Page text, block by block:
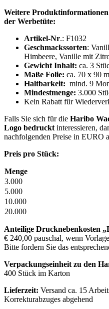
Weitere
der Werbetüte:
Artikel-Nr.: F1032
Geschmackssorten:
Himbeere, Vanille mit
Gewicht Inhalt: ca. 3
Maße Folie: ca. 70 x 90
Haltbarkeit: mind. 9
Mindestmenge: 3.000
Kein Rabatt für
Falls Sie sich für die Haribo
Logo bedruckt interessieren,
nachfolgenden Preise in EURO
Preis pro Stück:
Menge
3.000
5.000
10.000
20.000
Anteilige Drucknebenkosten
€ 240,00 pauschal, wenn
Bitte fordern Sie das
Verpackungseinheit zu den
400 Stück im Karton
Lieferzeit: Versand ca. 15
Korrekturabzuges abgehend